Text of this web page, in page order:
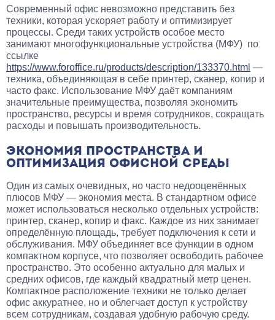
Современный офис невозможно представить без
техники, которая ускоряет работу и оптимизирует
процессы. Среди таких устройств особое место
занимают многофункциональные устройства (МФУ) по
ссылке
https://www.foroffice.ru/products/description/133370.html —
техника, объединяющая в себе принтер, сканер, копир и
часто факс. Использование МФУ даёт компаниям
значительные преимущества, позволяя экономить
пространство, ресурсы и время сотрудников, сокращать
расходы и повышать производительность.
ЭКОНОМИЯ ПРОСТРАНСТВА И
ОПТИМИЗАЦИЯ ОФИСНОЙ СРЕДЫ
Один из самых очевидных, но часто недооценённых
плюсов МФУ — экономия места. В стандартном офисе
может использоваться несколько отдельных устройств:
принтер, сканер, копир и факс. Каждое из них занимает
определённую площадь, требует подключения к сети и
обслуживания. МФУ объединяет все функции в одном
компактном корпусе, что позволяет освободить рабочее
пространство. Это особенно актуально для малых и
средних офисов, где каждый квадратный метр ценен.
Компактное расположение техники не только делает
офис аккуратнее, но и облегчает доступ к устройству
всем сотрудникам, создавая удобную рабочую среду.